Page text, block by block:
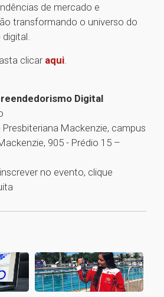
de mercado e
transformando o universo do
clicar aqui.
Digital
Presbiteriana Mackenzie, campus
905 - Prédio 15 –
no evento, clique